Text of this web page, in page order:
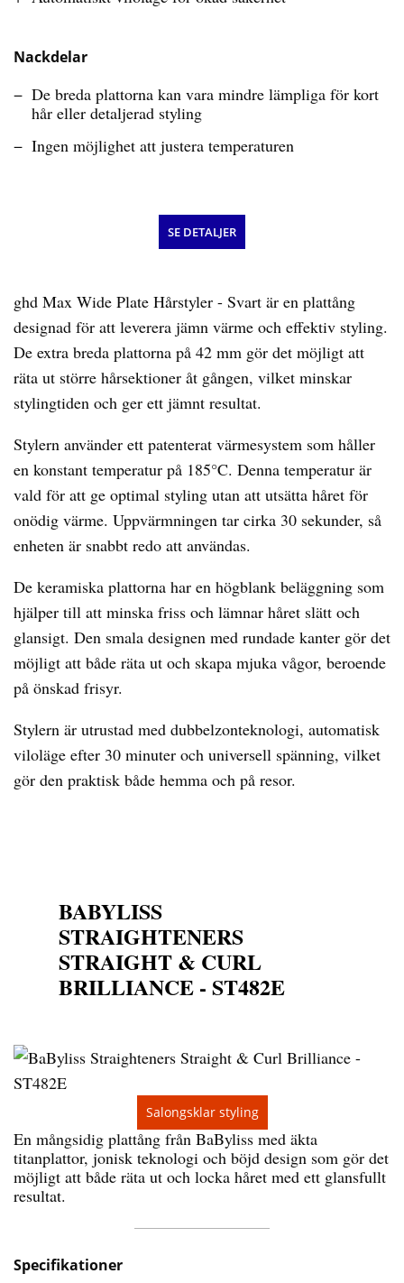
ghd Max Wide Plate Hårstyler - Svart är en plattång
designad för att leverera jämn värme och effektiv styling.
De extra breda plattorna på 42 mm gör det möjligt att
räta ut större hårsektioner åt gången, vilket minskar
stylingtiden och ger ett jämnt resultat.
Stylern använder ett patenterat värmesystem som håller
en konstant temperatur på 185°C. Denna temperatur är
vald för att ge optimal styling utan att utsätta håret för
onödig värme. Uppvärmningen tar cirka 30 sekunder, så
enheten är snabbt redo att användas.
De keramiska plattorna har en högblank beläggning som
hjälper till att minska friss och lämnar håret slätt och
glansigt. Den smala designen med rundade kanter gör det
möjligt att både räta ut och skapa mjuka vågor, beroende
på önskad frisyr.
Stylern är utrustad med dubbelzonteknologi, automatisk
viloläge efter 30 minuter och universell spänning, vilket
gör den praktisk både hemma och på resor.
Nackdelar
De breda plattorna kan vara mindre lämpliga för kort
hår eller detaljerad styling
Ingen möjlighet att justera temperaturen
SE DETALJER
Salongsklar styling
BABYLISS
STRAIGHTENERS
STRAIGHT & CURL
BRILLIANCE - ST482E
En mångsidig plattång från BaByliss med äkta
titanplattor, jonisk teknologi och böjd design som gör det
möjligt att både räta ut och locka håret med ett glansfullt
resultat.
Specifikationer